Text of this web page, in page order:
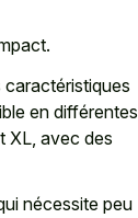
en différentes
XL, avec des
nécessite peu